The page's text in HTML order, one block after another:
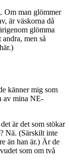
Om man glömmer
är väskorna då
glömma
men så
känner mig som
av mina NE-
är det som stökar
Nä. (Särskilt inte
än han är.) Är de
som om två